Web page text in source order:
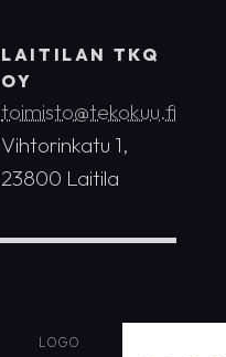
LAITILAN TKQ
OY
toimisto@tekokuu.fi
Vihtorinkatu 1,
23800 Laitila
LOGO